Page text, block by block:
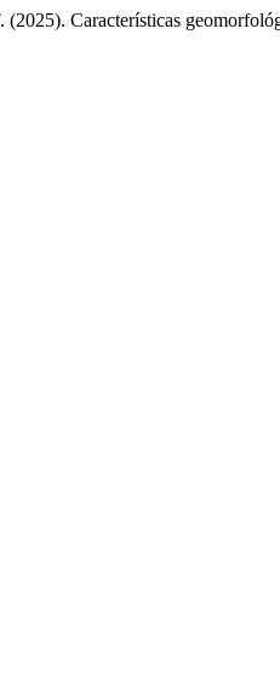
Características